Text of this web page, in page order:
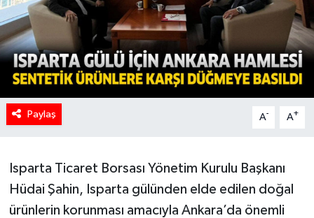
Paylaş A- A+
Isparta Ticaret Borsası Yönetim Kurulu Başkanı
Hüdai Şahin, Isparta gülünden elde edilen doğal
ürünlerin korunması amacıyla Ankara’da önemli